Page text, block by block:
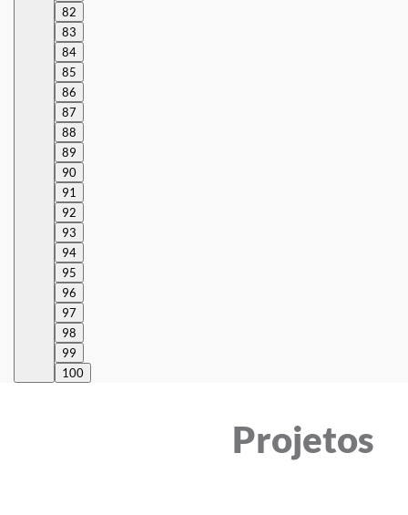
82
83
84
85
86
87
88
89
90
91
92
93
94
95
96
97
98
99
100
Projetos